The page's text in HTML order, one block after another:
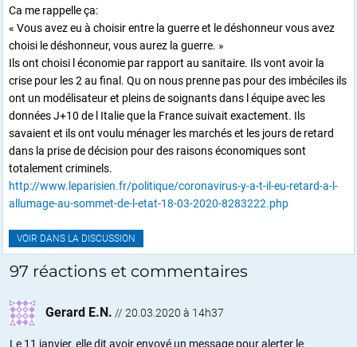
Ca me rappelle ça:
« Vous avez eu à choisir entre la guerre et le déshonneur vous avez
choisi le déshonneur, vous aurez la guerre. »
Ils ont choisi l économie par rapport au sanitaire. Ils vont avoir la
crise pour les 2 au final. Qu on nous prenne pas pour des imbéciles ils
ont un modélisateur et pleins de soignants dans l équipe avec les
données J+10 de l Italie que la France suivait exactement. Ils
savaient et ils ont voulu ménager les marchés et les jours de retard
dans la prise de décision pour des raisons économiques sont
totalement criminels.
http://www.leparisien.fr/politique/coronavirus-y-a-t-il-eu-retard-a-l-
allumage-au-sommet-de-l-etat-18-03-2020-8283222.php
VOIR DANS LA DISCUSSION
97 réactions et commentaires
Gerard E.N. // 20.03.2020 à 14h37
Le 11 janvier, elle dit avoir envoyé un message pour alerter le